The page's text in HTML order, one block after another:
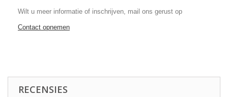
Wilt u meer informatie of inschrijven, mail ons gerust op
Contact opnemen
RECENSIES